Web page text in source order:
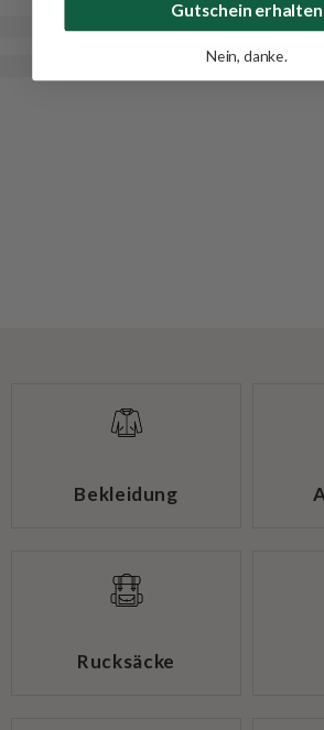
Bekleidung
Rucksäcke
Gutschein erhalten
Nein, danke.